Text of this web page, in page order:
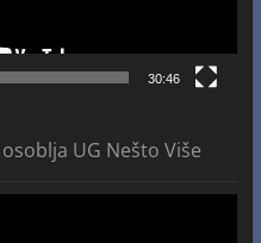
30:46
UG Nešto Više